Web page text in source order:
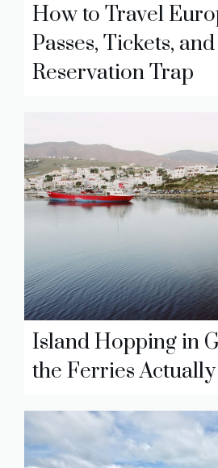
How to Travel
Passes, Tickets,
Reservation Trap
Island Hopping in
the Ferries